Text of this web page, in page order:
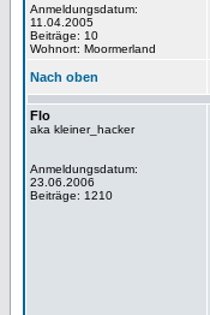
Anmeldungsdatum:
11.04.2005
Beiträge: 10
Wohnort: Moormerland
Nach oben
Flo
aka kleiner_hacker
Anmeldungsdatum:
23.06.2006
Beiträge: 1210